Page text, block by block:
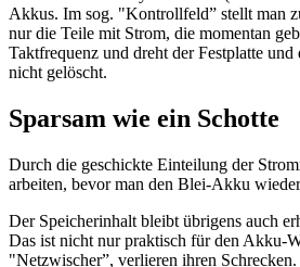
Akkus. Im sog. "Kontrollfeld” stellt man
nur die Teile mit Strom, die momentan
Taktfrequenz und dreht der Festplatte
nicht gelöscht.
Sparsam wie ein Schotte
Durch die geschickte Einteilung der
arbeiten, bevor man den Blei-Akku
Der Speicherinhalt bleibt übrigens auch
Das ist nicht nur praktisch für den Akku-
"Netzwischer”, verlieren ihren